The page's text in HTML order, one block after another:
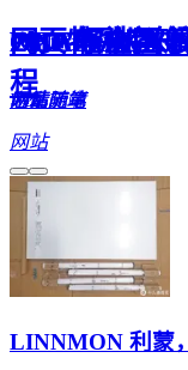
ONE DAY
心情随笔
OLAINDEX
网站
ONE DAY
心情随笔
网页特殊字
Web 前端
2017 年全国
杂乱无章
Flarum 从入
网站
PHP 轻社区
程
网站
LINNMON 利蒙